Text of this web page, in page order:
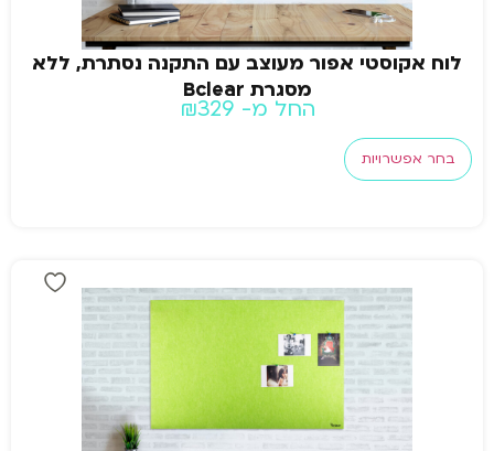
לוח אקוסטי אפור מעוצב עם התקנה נסתרת, ללא
מסגרת Bclear
החל מ- ₪329
בחר אפשרויות